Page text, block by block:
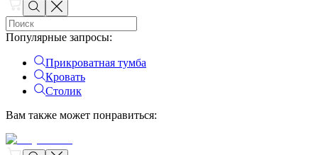
Популярные запросы:
Прикроватная тумба
Кровать
Столик
Вам также может понравиться: